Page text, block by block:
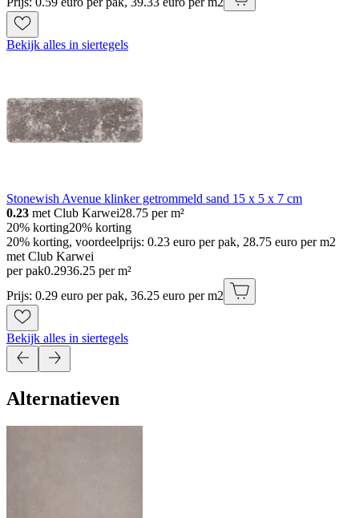
Bekijk alles in siertegels
Stonewish Avenue klinker getrommeld sand 15 x 5 x 7 cm
0.23 met Club Karwei28.75 per m²
20% korting20% korting
20% korting, voordeelprijs: 0.23 euro per pak, 28.75 euro per m2
met Club Karwei
per pak0.2936.25 per m²
Prijs: 0.29 euro per pak, 36.25 euro per m2
Bekijk alles in siertegels
Alternatieven